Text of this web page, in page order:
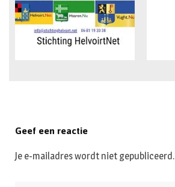
Geef een reactie
Je e-mailadres wordt niet gepubliceerd.